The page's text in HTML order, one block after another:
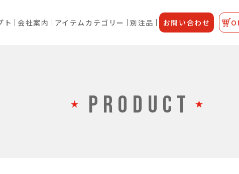
ト 会社案内 アイテムカテゴリー 別注品 お問い合わせ
PRODUCT